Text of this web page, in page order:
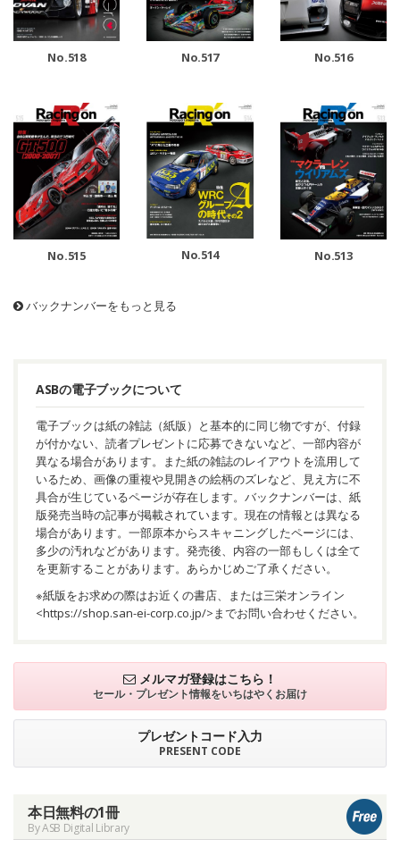
No.518 No.517 No.516
No.515 No.514 No.513
バックナンバーをもっと見る
ASBの電子ブックについて
電子ブックは紙の雑誌（紙版）と基本的に同じ物ですが、付録
が付かない、読者プレゼントに応募できないなど、一部内容が
異なる場合があります。また紙の雑誌のレイアウトを流用して
いるため、画像の重複や見開きの絵柄のズレなど、見え方に不
具合が生じているページが存在します。バックナンバーは、紙
版発売当時の記事が掲載されています。現在の情報とは異なる
場合があります。一部原本からスキャニングしたページには、
多少の汚れなどがあります。発売後、内容の一部もしくは全て
を更新することがあります。あらかじめご了承ください。
※紙版をお求めの際はお近くの書店、または三栄オンライン
<https://shop.san-ei-corp.co.jp/>までお問い合わせください。
メルマガ登録はこちら！
セール・プレゼント情報をいちはやくお届け
プレゼントコード入力
PRESENT CODE
本日無料の1冊
By ASB Digital Library